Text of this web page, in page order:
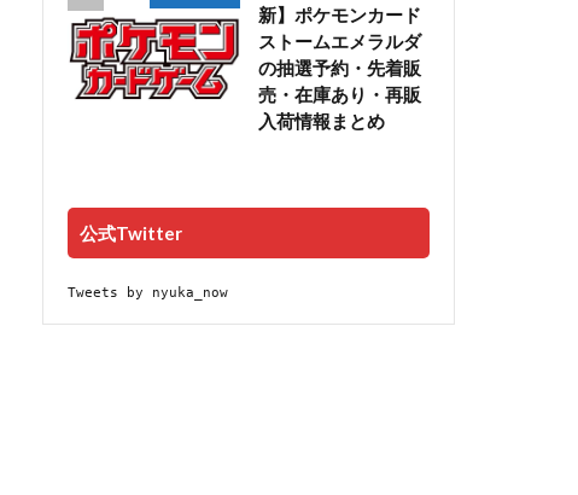
新】ポケモンカード
ストームエメラルダ
の抽選予約・先着販
売・在庫あり・再販
入荷情報まとめ
公式Twitter
Tweets by nyuka_now